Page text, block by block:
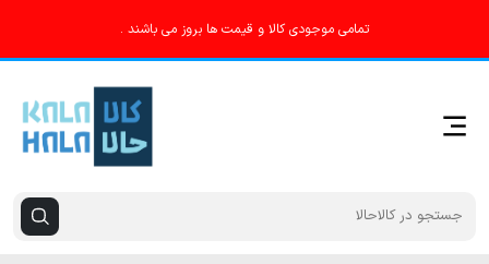
تمامی موجودی کالا و قیمت ها بروز می باشند .